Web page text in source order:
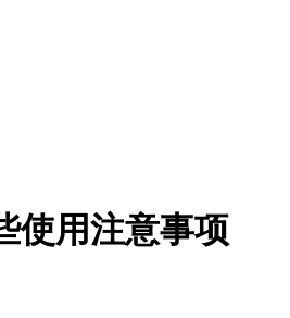
使用注意事项